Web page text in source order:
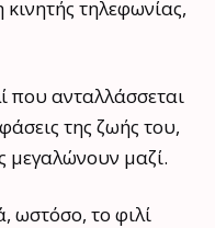
τηλεφωνίας,
που ανταλλάσσεται
της ζωής του,
μεγαλώνουν μαζί.
ωστόσο, το φιλί